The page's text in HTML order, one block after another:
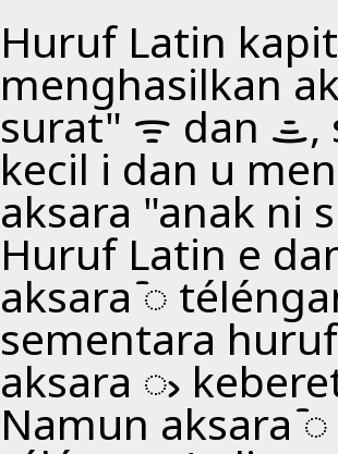
Huruf Latin
menghasilkan
surat" ᯤ dan ᯥ,
kecil i dan u
aksara "anak ni
Huruf Latin e
aksara
sementara
aksara ᯧ
Namun aksara ᯩ